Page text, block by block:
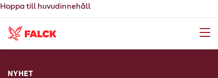
Hoppa till huvudinnehåll
Meny
NYHET